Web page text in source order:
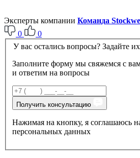
Эксперты компании Команда
0
0
У вас остались вопросы? Задайте
Заполните форму мы свяжемся с
и ответим на вопросы
Получить консультацию
Нажимая на кнопку, я соглашаюсь
персональных данных